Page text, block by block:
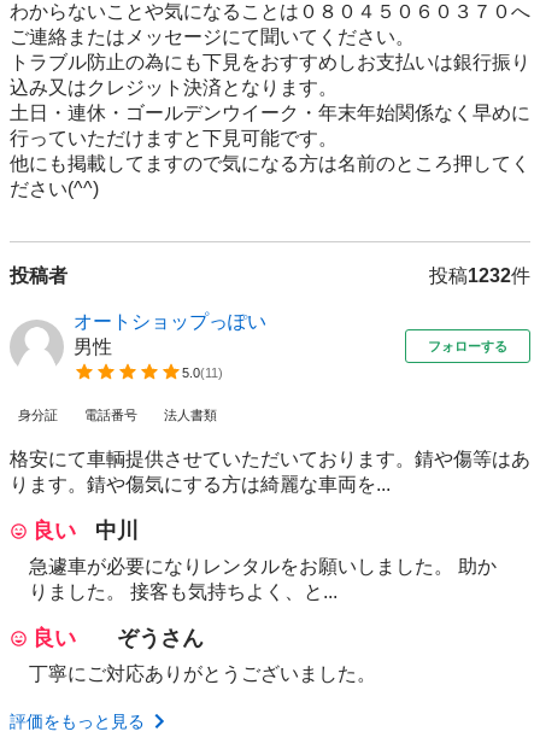
わからないことや気になることは０８０４５０６０３７０へ
ご連絡またはメッセージにて聞いてください。
トラブル防止の為にも下見をおすすめしお支払いは銀行振り
込み又はクレジット決済となります。
土日・連休・ゴールデンウイーク・年末年始関係なく早めに
行っていただけますと下見可能です。
他にも掲載してますので気になる方は名前のところ押してく
ださい(^^)
投稿者 投稿1232件
オートショップっぽい
男性
5.0(11)
フォローする
身分証 電話番号 法人書類
格安にて車輌提供させていただいております。錆や傷等はあ
ります。錆や傷気にする方は綺麗な車両を...
良い 中川
急遽車が必要になりレンタルをお願いしました。 助か
りました。 接客も気持ちよく、と...
良い ぞうさん
丁寧にご対応ありがとうございました。
評価をもっと見る